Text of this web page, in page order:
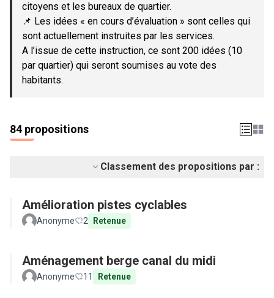
citoyens et les bureaux de quartier.
📌 Les idées « en cours d’évaluation » sont celles qui
sont actuellement instruites par les services.
A l’issue de cette instruction, ce sont 200 idées (10
par quartier) qui seront soumises au vote des
habitants.
84 propositions
Classement des propositions par :
Amélioration pistes cyclables
Anonyme 2 Retenue
Aménagement berge canal du midi
Anonyme 11 Retenue